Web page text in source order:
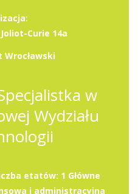
Curie 14a
w
Wydziału
etatów: 1 Główne
i administracyjna